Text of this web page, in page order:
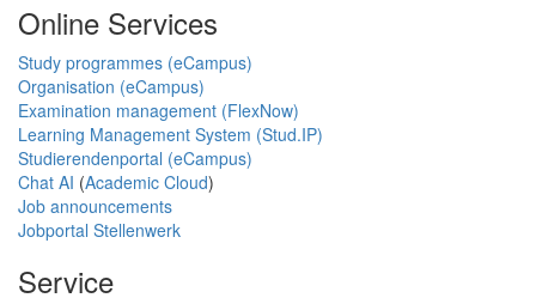
Online Services
Study programmes (eCampus)
Organisation (eCampus)
Examination management (FlexNow)
Learning Management System (Stud.IP)
Studierendenportal (eCampus)
Chat AI (Academic Cloud)
Job announcements
Jobportal Stellenwerk
Service